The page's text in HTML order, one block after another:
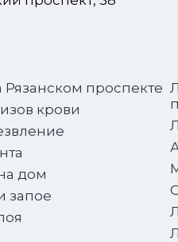
Рязанском проспекте
крови
дом
запое